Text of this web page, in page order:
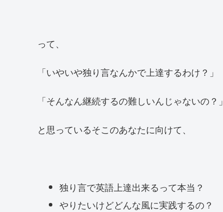
って、
「いやいや独り言なんかで上達するわけ？」
「そんなん継続するの難しいんじゃないの？」
と思っているそこのあなたに向けて、
独り言で英語上達出来るって本当？
やりたいけどどんな風に実践するの？